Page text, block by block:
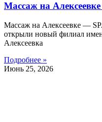
Массаж на
Массаж на Алексеевке —
открыли новый филиал
Алексеевка
Подробнее »
Июнь 25, 2026